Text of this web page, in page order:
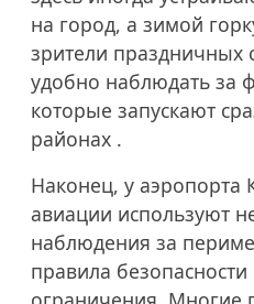
на город, а зимой
зрители праздничных
удобно наблюдать за
которые запускают
районах .
Наконец, у аэропорта
авиации используют
наблюдения за
правила